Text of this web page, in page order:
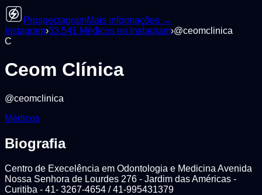
ProspectagramMais informações →
Instagram›53.541 Médicos no Instagram›@ceomclinica
C
Ceom Clínica
@ceomclinica
Médicos
Biografia
Centro de Execelência em Odontologia e Medicina Avenida
Nossa Senhora de Lourdes 276 - Jardim das Américas -
Curitiba - 41- 3267-4654 / 41-995431379